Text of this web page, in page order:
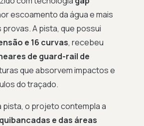
escoamento da água e mais
A pista, que possui
e 16 curvas, recebeu
de guard-rail de
que absorvem impactos e
do traçado.
pista, o projeto contempla a
e das áreas